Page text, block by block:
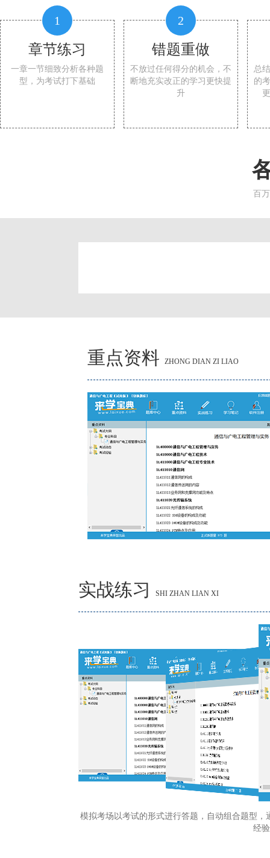
1
章节练习
一章一节细致分析各种题
型，为考试打下基础
2
错题重做
不放过任何得分的机会，不
断地充实改正的学习更快提
升
总
的
百
重点资料 ZHONG DIAN ZI LIAO
实战练习 SHI ZHAN LIAN XI
模拟考场以考试的形式进行答题，自动组合题型
经